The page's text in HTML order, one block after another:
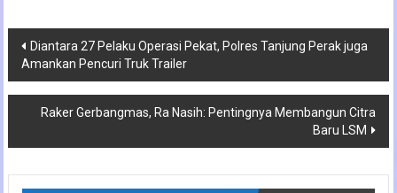
Navigasi
pos
Diantara 27 Pelaku Operasi Pekat, Polres Tanjung Perak juga
Amankan Pencuri Truk Trailer
Raker Gerbangmas, Ra Nasih: Pentingnya Membangun Citra
Baru LSM